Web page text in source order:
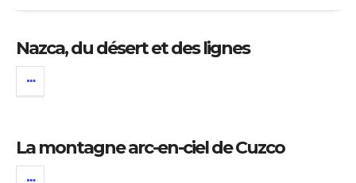
Nazca, du désert et des lignes
La montagne arc-en-ciel de Cuzco